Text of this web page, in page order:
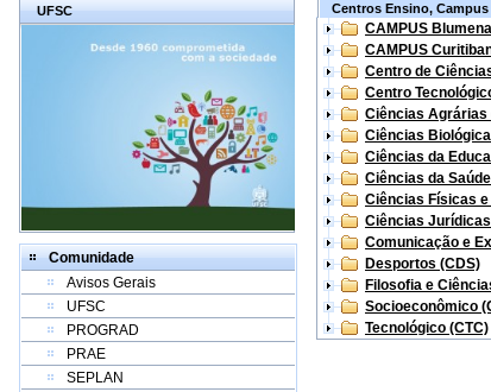
UFSC
Comunidade
Avisos Gerais
UFSC
PROGRAD
PRAE
SEPLAN
Centros Ensino,
CAMPUS
CAMPUS
Centro de
Centro
Ciências Agrárias
Ciências
Ciências da
Ciências da
Ciências Físicas
Ciências
Comunicação e
Desportos (CDS)
Filosofia e
Socioeconômico
Tecnológico (CTC)